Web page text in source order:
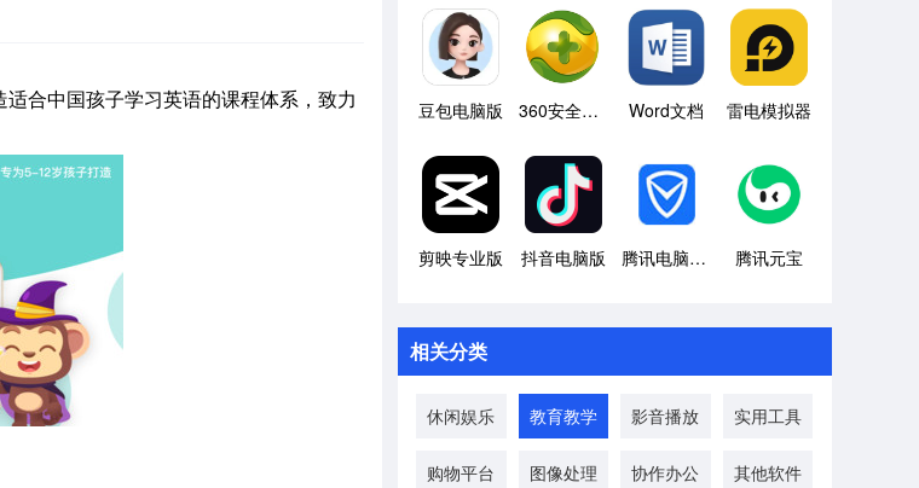
合中国孩子学习英语的课程体系，致力
豆包电脑版 360安全卫士 Word文档 雷电模拟器
剪映专业版 抖音电脑版 腾讯电脑管家 腾讯元宝
相关分类
休闲娱乐 教育教学 影音播放 实用工具
购物平台 图像处理 协作办公 其他软件